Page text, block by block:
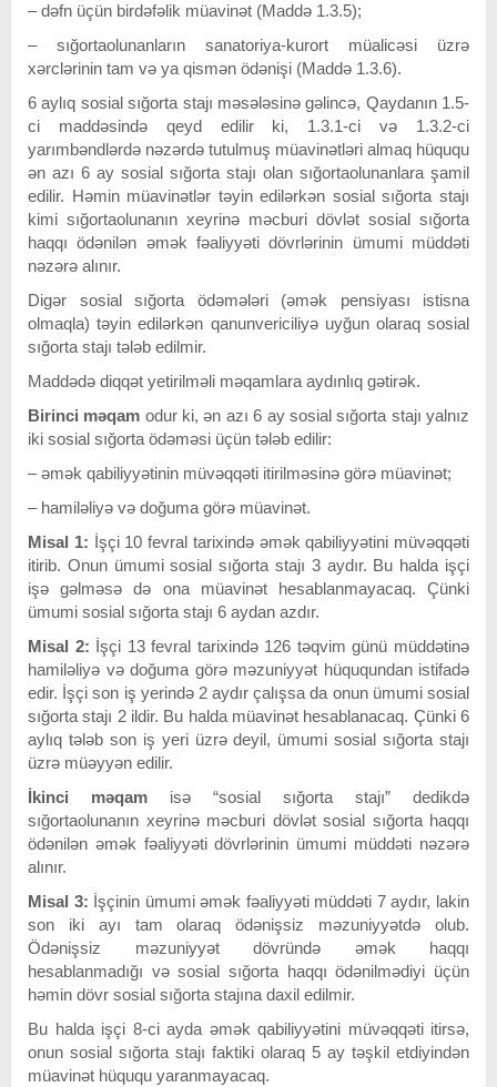
– dәfn üçün birdәfәlik müavinәt (Maddә 1.3.5);
– sığortaolunanların sanatoriya-kurort müalicәsi üzrә
xәrclәrinin tam vә ya qismәn ödәnişi (Maddә 1.3.6).
6 aylıq sosial sığorta stajı məsələsinə gəlincə, Qaydanın 1.5-
ci maddəsində qeyd edilir ki, 1.3.1-ci və 1.3.2-ci
yarımbəndlərdə nəzərdə tutulmuş müavinətləri almaq hüququ
ən azı 6 ay sosial sığorta stajı olan sığortaolunanlara şamil
edilir. Həmin müavinətlər təyin edilərkən sosial sığorta stajı
kimi sığortaolunanın xeyrinə məcburi dövlət sosial sığorta
haqqı ödənilən əmək fəaliyyəti dövrlərinin ümumi müddəti
nəzərə alınır.
Digər sosial sığorta ödəmələri (əmək pensiyası istisna
olmaqla) təyin edilərkən qanunvericiliyə uyğun olaraq sosial
sığorta stajı tələb edilmir.
Maddədə diqqət yetirilməli məqamlara aydınlıq gətirək.
Birinci məqam odur ki, ən azı 6 ay sosial sığorta stajı yalnız
iki sosial sığorta ödəməsi üçün tələb edilir:
– әmәk qabiliyyәtinin müvәqqәti itirilmәsinә görә müavinәt;
– hamilәliyә vә doğuma görә müavinәt.
Misal 1: İşçi 10 fevral tarixində əmək qabiliyyətini müvəqqəti
itirib. Onun ümumi sosial sığorta stajı 3 aydır. Bu halda işçi
işə gəlməsə də ona müavinət hesablanmayacaq. Çünki
ümumi sosial sığorta stajı 6 aydan azdır.
Misal 2: İşçi 13 fevral tarixində 126 təqvim günü müddətinə
hamiləliyə və doğuma görə məzuniyyət hüququndan istifadə
edir. İşçi son iş yerində 2 aydır çalışsa da onun ümumi sosial
sığorta stajı 2 ildir. Bu halda müavinət hesablanacaq. Çünki 6
aylıq tələb son iş yeri üzrə deyil, ümumi sosial sığorta stajı
üzrə müəyyən edilir.
İkinci məqam isə “sosial sığorta stajı” dedikdə
sığortaolunanın xeyrinə məcburi dövlət sosial sığorta haqqı
ödənilən əmək fəaliyyəti dövrlərinin ümumi müddəti nəzərə
alınır.
Misal 3: İşçinin ümumi əmək fəaliyyəti müddəti 7 aydır, lakin
son iki ayı tam olaraq ödənişsiz məzuniyyətdə olub.
Ödənişsiz məzuniyyət dövründə əmək haqqı
hesablanmadığı və sosial sığorta haqqı ödənilmədiyi üçün
həmin dövr sosial sığorta stajına daxil edilmir.
Bu halda işçi 8-ci ayda əmək qabiliyyətini müvəqqəti itirsə,
onun sosial sığorta stajı faktiki olaraq 5 ay təşkil etdiyindən
müavinət hüququ yaranmayacaq.